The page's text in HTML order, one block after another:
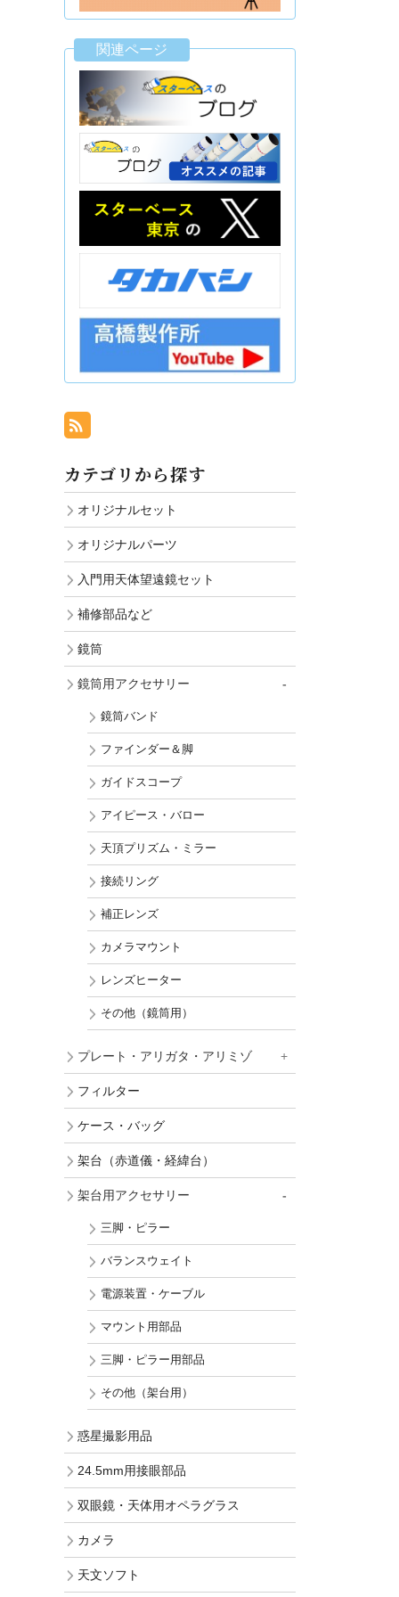
関連ページ
カテゴリから探す
オリジナルセット
オリジナルパーツ
入門用天体望遠鏡セット
補修部品など
鏡筒
鏡筒用アクセサリー
鏡筒バンド
ファインダー＆脚
ガイドスコープ
アイピース・バロー
天頂プリズム・ミラー
接続リング
補正レンズ
カメラマウント
レンズヒーター
その他（鏡筒用）
プレート・アリガタ・アリミゾ
フィルター
ケース・バッグ
架台（赤道儀・経緯台）
架台用アクセサリー
三脚・ピラー
バランスウェイト
電源装置・ケーブル
マウント用部品
三脚・ピラー用部品
その他（架台用）
惑星撮影用品
24.5mm用接眼部品
双眼鏡・天体用オペラグラス
カメラ
天文ソフト